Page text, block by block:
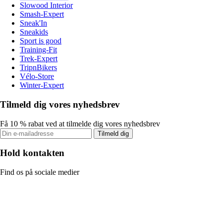
Slowood Interior
Smash-Expert
Sneak'In
Sneakids
Sport is good
Training-Fit
Trek-Expert
TripnBikers
Vélo-Store
Winter-Expert
Tilmeld dig vores nyhedsbrev
Få 10 % rabat ved at tilmelde dig vores nyhedsbrev
Tilmeld dig
Hold kontakten
Find os på sociale medier